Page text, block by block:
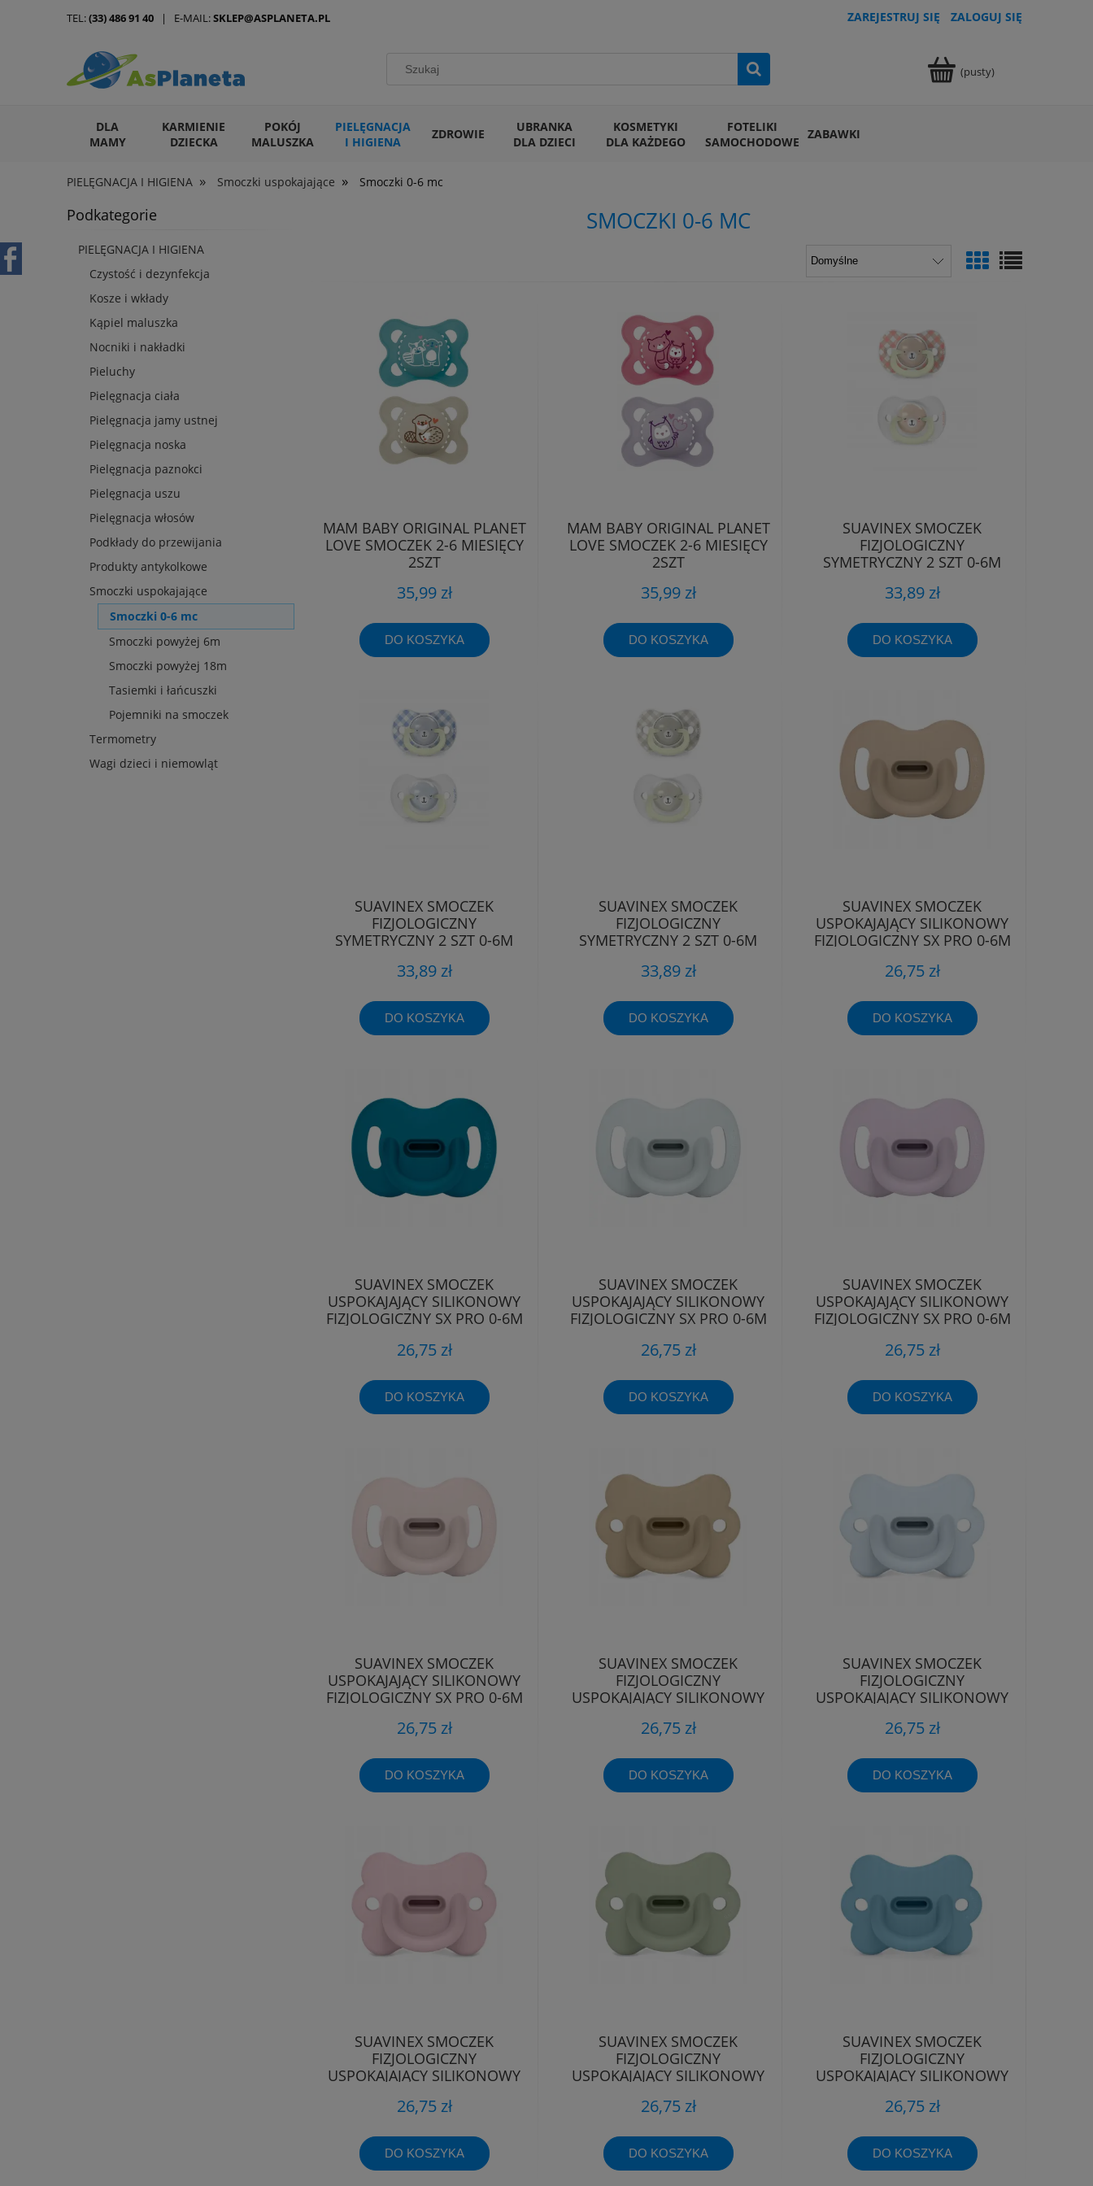
ZAREJESTRUJ SIĘ ZALOGUJ SIĘ
(pusty)
DLA
MAMY
KARMIENIE
DZIECKA
POKÓJ
MALUSZKA
PIELĘGNACJA
I HIGIENA
ZDROWIE
UBRANKA
DLA DZIECI
KOSMETYKI
DLA KAŻDEGO
FOTELIKI
SAMOCHODOWE ZABAWKI
ARTYKUŁY DLA ZWIERZĄT
PIELĘGNACJA I HIGIENA » Smoczki uspokajające » Smoczki 0-6 mc
TEL:(33) 486 91 40 | E-MAIL:SKLEP@ASPLANETA.PL
Podkategorie
PIELĘGNACJA I HIGIENA
Czystość i dezynfekcja
Kosze i wkłady
Kąpiel maluszka
Nocniki i nakładki
Pieluchy
Pielęgnacja ciała
Pielęgnacja jamy ustnej
Pielęgnacja noska
Pielęgnacja paznokci
Pielęgnacja uszu
Pielęgnacja włosów
Podkłady do przewijania
Produkty antykolkowe
Smoczki uspokajające
Smoczki 0-6 mc
Smoczki powyżej 6m
Smoczki powyżej 18m
Tasiemki i łańcuszki
Pojemniki na smoczek
Termometry
Wagi dzieci i niemowląt
SMOCZKI 0-6 MC
MAM BABY ORIGINAL PLANET
LOVE SMOCZEK 2-6 MIESIĘCY
2SZT
35,99 zł
DO KOSZYKA
MAM BABY ORIGINAL PLANET
LOVE SMOCZEK 2-6 MIESIĘCY
2SZT
35,99 zł
DO KOSZYKA
SUAVINEX SMOCZEK
FIZJOLOGICZNY
SYMETRYCZNY 2 SZT 0-6M
33,89 zł
DO KOSZYKA
SUAVINEX SMOCZEK
FIZJOLOGICZNY
SYMETRYCZNY 2 SZT 0-6M
33,89 zł
DO KOSZYKA
SUAVINEX SMOCZEK
FIZJOLOGICZNY
SYMETRYCZNY 2 SZT 0-6M
33,89 zł
DO KOSZYKA
SUAVINEX SMOCZEK
USPOKAJAJĄCY SILIKONOWY
FIZJOLOGICZNY SX PRO 0-6M
26,75 zł
DO KOSZYKA
SUAVINEX SMOCZEK
USPOKAJAJĄCY SILIKONOWY
FIZJOLOGICZNY SX PRO 0-6M
26,75 zł
DO KOSZYKA
SUAVINEX SMOCZEK
USPOKAJAJĄCY SILIKONOWY
FIZJOLOGICZNY SX PRO 0-6M
26,75 zł
DO KOSZYKA
SUAVINEX SMOCZEK
USPOKAJAJĄCY SILIKONOWY
FIZJOLOGICZNY SX PRO 0-6M
26,75 zł
DO KOSZYKA
SUAVINEX SMOCZEK
USPOKAJAJĄCY SILIKONOWY
FIZJOLOGICZNY SX PRO 0-6M
26,75 zł
DO KOSZYKA
SUAVINEX SMOCZEK
FIZJOLOGICZNY
USPOKAJAJĄCY SILIKONOWY
26,75 zł
DO KOSZYKA
SUAVINEX SMOCZEK
FIZJOLOGICZNY
USPOKAJAJĄCY SILIKONOWY
26,75 zł
DO KOSZYKA
SUAVINEX SMOCZEK
FIZJOLOGICZNY
USPOKAJAJĄCY SILIKONOWY
26,75 zł
DO KOSZYKA
SUAVINEX SMOCZEK
FIZJOLOGICZNY
USPOKAJAJĄCY SILIKONOWY
26,75 zł
DO KOSZYKA
SUAVINEX SMOCZEK
FIZJOLOGICZNY
USPOKAJAJĄCY SILIKONOWY
26,75 zł
DO KOSZYKA